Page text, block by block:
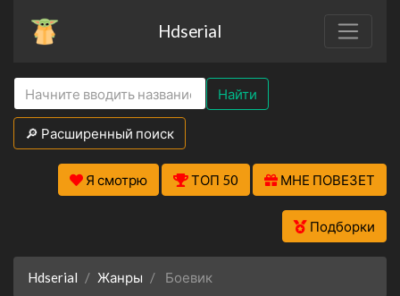
Hdserial
Найти
🔎 Расширенный поиск
Я смотрю ТОП 50 МНЕ ПОВЕЗЕТ
Подборки
Hdserial Жанры Боевик